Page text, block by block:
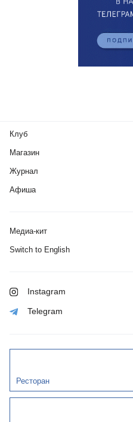
Клуб
Магазин
Журнал
Афиша
Медиа-кит
Switch to English
Instagram
Telegram
Ресторан